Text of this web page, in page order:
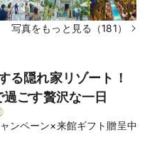
写真をもっと見る（181）
る隠れ家リゾート！
ごす贅沢な一日​
ンペーン×来館ギフト贈呈中